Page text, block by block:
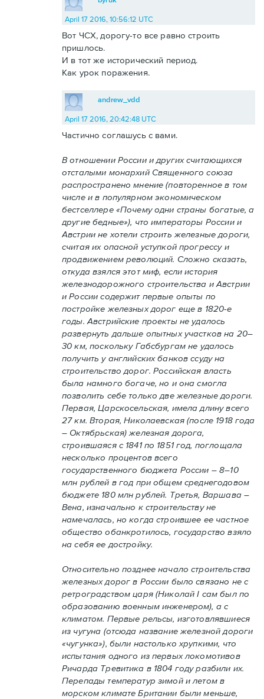
April 17 2016, 10:56:12 UTC
Вот ЧСХ, дорогу-то все равно строить
пришлось.
И в тот же исторический период.
Как урок поражения.
andrew_vdd
April 17 2016, 20:42:48 UTC
Частично соглашусь с вами.
В отношении России и других считающихся
отсталыми монархий Священного союза
распространено мнение (повторенное в том
числе и в популярном экономическом
бестселлере «Почему одни страны богатые, а
другие бедные»), что императоры России и
Австрии не хотели строить железные дороги,
считая их опасной уступкой прогрессу и
продвижением революций. Сложно сказать,
откуда взялся этот миф, если история
железнодорожного строительства и Австрии
и России содержит первые опыты по
постройке железных дорог еще в 1820-е
годы. Австрийские проекты не удалось
развернуть дальше опытных участков на 20–
30 км, поскольку Габсбургам не удалось
получить у английских банков ссуду на
строительство дорог. Российская власть
была намного богаче, но и она смогла
позволить себе только две железные дороги.
Первая, Царскосельская, имела длину всего
27 км. Вторая, Николаевская (после 1918 года
– Октябрьская) железная дорога,
строившаяся с 1841 по 1851 год, поглощала
несколько процентов всего
государственного бюджета России – 8–10
млн рублей в год при общем среднегодовом
бюджете 180 млн рублей. Третья, Варшава –
Вена, изначально к строительству не
намечалась, но когда строившее ее частное
общество обанкротилось, государство взяло
на себя ее достройку.
Относительно позднее начало строительства
железных дорог в России было связано не с
ретроградством царя (Николай I сам был по
образованию военным инженером), а с
климатом. Первые рельсы, изготовлявшиеся
из чугуна (отсюда название железной дороги
«чугунка»), были настолько хрупкими, что
испытания одного из первых локомотивов
Ричарда Тревитика в 1804 году разбили их.
Перепады температур зимой и летом в
морском климате Британии были меньше,